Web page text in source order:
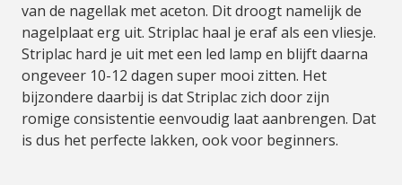
van de nagellak met aceton. Dit droogt namelijk de
nagelplaat erg uit. Striplac haal je eraf als een vliesje.
Striplac hard je uit met een led lamp en blijft daarna
ongeveer 10-12 dagen super mooi zitten. Het
bijzondere daarbij is dat Striplac zich door zijn
romige consistentie eenvoudig laat aanbrengen. Dat
is dus het perfecte lakken, ook voor beginners.